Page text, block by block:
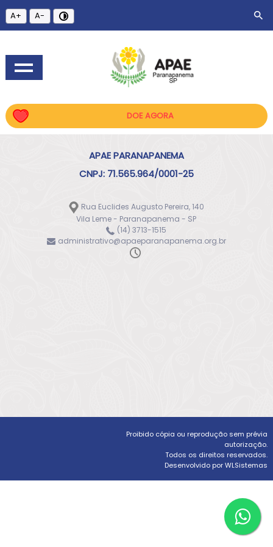
A+ A-
DOE AGORA
APAE PARANAPANEMA
CNPJ: 71.565.964/0001-25
Rua Euclides Augusto Pereira, 140
Vila Leme - Paranapanema - SP
(14) 3713-1515
administrativo@apaeparanapanema.org.br
Proibido cópia ou reprodução sem prévia
autorização.
Todos os direitos reservados.
Desenvolvido por WLSistemas